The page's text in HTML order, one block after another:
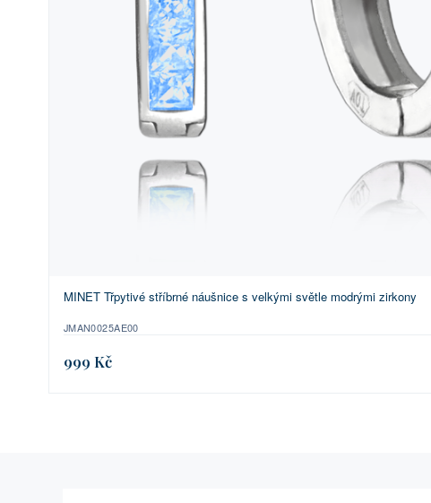
MINET Třpytivé stříbrné náušnice s velkými světle modrými zirkony
JMAN0025AE00
999 Kč